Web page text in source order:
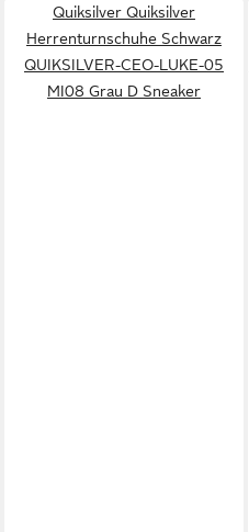
Quiksilver Quiksilver
Herrenturnschuhe Schwarz
QUIKSILVER-CEO-LUKE-05
MI08 Grau D Sneaker